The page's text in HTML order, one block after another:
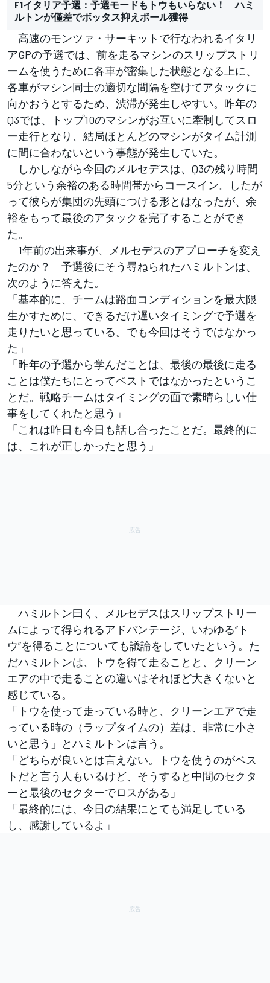
F1イタリア予選：予選モードもトウもいらない！ ハミ
ルトンが僅差でボッタス抑えポール獲得
高速のモンツァ・サーキットで行なわれるイタリ
アGPの予選では、前を走るマシンのスリップストリ
ームを使うために各車が密集した状態となる上に、
各車がマシン同士の適切な間隔を空けてアタックに
向かおうとするため、渋滞が発生しやすい。昨年の
Q3では、トップ10のマシンがお互いに牽制してスロ
ー走行となり、結局ほとんどのマシンがタイム計測
に間に合わないという事態が発生していた。
しかしながら今回のメルセデスは、Q3の残り時間
5分という余裕のある時間帯からコースイン。したが
って彼らが集団の先頭につける形とはなったが、余
裕をもって最後のアタックを完了することができ
た。
1年前の出来事が、メルセデスのアプローチを変え
たのか？ 予選後にそう尋ねられたハミルトンは、
次のように答えた。
「基本的に、チームは路面コンディションを最大限
生かすために、できるだけ遅いタイミングで予選を
走りたいと思っている。でも今回はそうではなかっ
た」
「昨年の予選から学んだことは、最後の最後に走る
ことは僕たちにとってベストではなかったというこ
とだ。戦略チームはタイミングの面で素晴らしい仕
事をしてくれたと思う」
「これは昨日も今日も話し合ったことだ。最終的に
は、これが正しかったと思う」
ハミルトン曰く、メルセデスはスリップストリー
ムによって得られるアドバンテージ、いわゆる“ト
ウ”を得ることについても議論をしていたという。た
だハミルトンは、トウを得て走ることと、クリーン
エアの中で走ることの違いはそれほど大きくないと
感じている。
「トウを使って走っている時と、クリーンエアで走
っている時の（ラップタイムの）差は、非常に小さ
いと思う」とハミルトンは言う。
「どちらが良いとは言えない。トウを使うのがベス
トだと言う人もいるけど、そうすると中間のセクタ
ーと最後のセクターでロスがある」
「最終的には、今日の結果にとても満足している
し、感謝しているよ」